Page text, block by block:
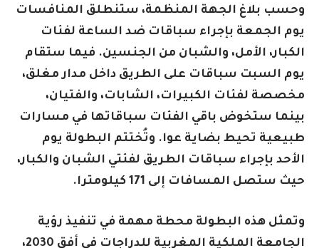
وحسب بلاغ الجهة المنظمة، ستنطلق المنافسات
يوم الجمعة بإجراء سباقات ضد الساعة لفئات
الكبار، الأمل، والشبان من الجنسين. فيما ستقام
يوم السبت سباقات على الطريق داخل مدار مغلق،
مخصصة لفئات الكبيرات، الشابات، والفتيان،
بينما ستخوض باقي الفئات سباقاتها في مسارات
طبيعية تحيط بضاية عوا. وتُختتم البطولة يوم
الأحد بإجراء سباقات الطريق لفئتي الشبان والكبار،
حيث ستصل المسافات إلى 171 كيلومترا.
وتمثل هذه البطولة محطة مهمة في تنفيذ رؤية
الجامعة الملكية المغربية للدراجات في أفق 2030،